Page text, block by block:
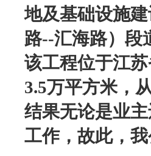
地及基础设施
路--汇海路）段
该工程位于江
3.5万平方米，
结果无论是业
工作，故此，